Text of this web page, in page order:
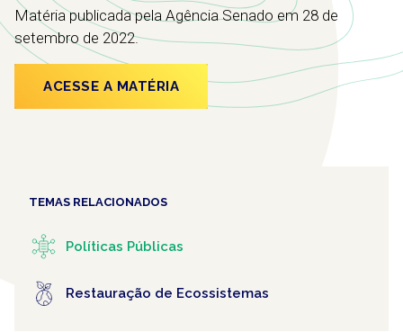
Matéria publicada pela Agência Senado em 28 de
setembro de 2022.
ACESSE A MATÉRIA
TEMAS RELACIONADOS
Políticas Públicas
Restauração de Ecossistemas